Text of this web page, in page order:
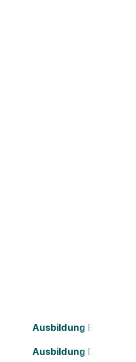
Ausbildung Bielefeld
Ausbildung Darmstadt